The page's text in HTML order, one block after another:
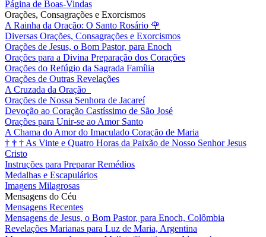
Página de Boas-Vindas
Orações, Consagrações e Exorcismos
A Rainha da Oração: O Santo Rosário 🌹
Diversas Orações, Consagrações e Exorcismos
Orações de Jesus, o Bom Pastor, para Enoch
Orações para a Divina Preparação dos Corações
Orações do Refúgio da Sagrada Família
Orações de Outras Revelações
A Cruzada da Oração
Orações de Nossa Senhora de Jacareí
Devoção ao Coração Castíssimo de São José
Orações para Unir-se ao Amor Santo
A Chama do Amor do Imaculado Coração de Maria
† † † As Vinte e Quatro Horas da Paixão de Nosso Senhor Jesus
Cristo
Instruções para Preparar Remédios
Medalhas e Escapulários
Imagens Milagrosas
Mensagens do Céu
Mensagens Recentes
Mensagens de Jesus, o Bom Pastor, para Enoch, Colômbia
Revelações Marianas para Luz de Maria, Argentina